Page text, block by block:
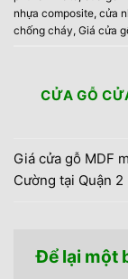
nhựa composite, cửa
chống cháy, Giá cửa
CỬA GỖ
Giá cửa gỗ MDF
Cường tại Quận 2
Để lại một